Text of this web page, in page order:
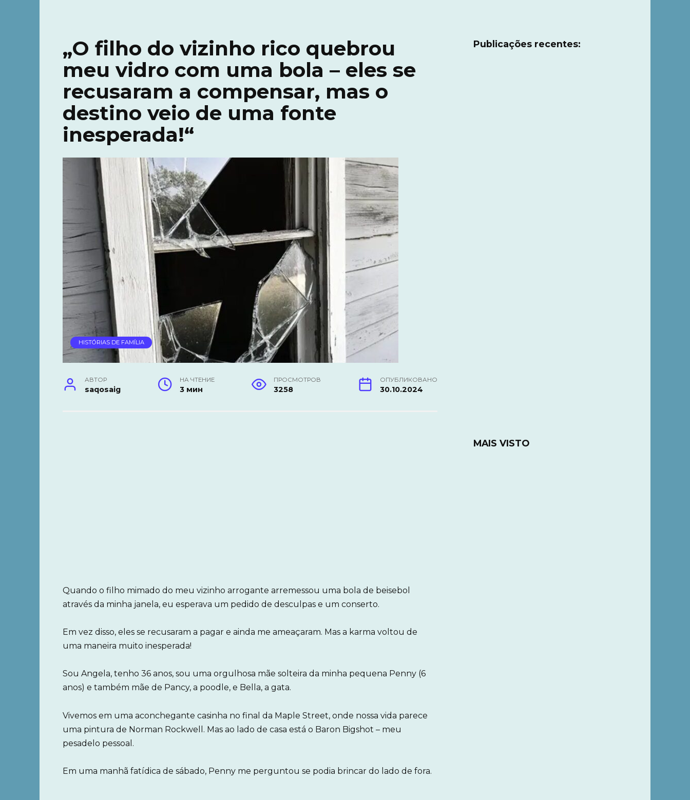
„O filho do vizinho rico quebrou
meu vidro com uma bola – eles se
recusaram a compensar, mas o
destino veio de uma fonte
inesperada!“
HISTÓRIAS DE FAMÍLIA
АВТОР
saqosaig
НА ЧТЕНИЕ
3 мин
ПРОСМОТРОВ
3258
ОПУБЛИКОВАНО
30.10.2024
Quando o filho mimado do meu vizinho arrogante arremessou uma bola de beisebol
através da minha janela, eu esperava um pedido de desculpas e um conserto.
Em vez disso, eles se recusaram a pagar e ainda me ameaçaram. Mas a karma voltou de
uma maneira muito inesperada!
Sou Angela, tenho 36 anos, sou uma orgulhosa mãe solteira da minha pequena Penny (6
anos) e também mãe de Pancy, a poodle, e Bella, a gata.
Vivemos em uma aconchegante casinha no final da Maple Street, onde nossa vida parece
uma pintura de Norman Rockwell. Mas ao lado de casa está o Baron Bigshot – meu
pesadelo pessoal.
Em uma manhã fatídica de sábado, Penny me perguntou se podia brincar do lado de fora.
Publicações recentes:
MAIS VISTO